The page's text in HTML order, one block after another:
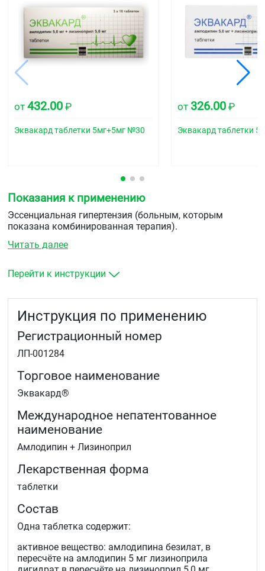
от 432.00 ₽
Эквакард таблетки 5мг+5мг №30
от 326.00 ₽
Эквакард таблетки
Показания к применению
Эссенциальная гипертензия (больным, которым
показана комбинированная терапия).
Читать далее
Перейти к инструкции
Инструкция по применению
Регистрационный номер
ЛП-001284
Торговое наименование
Эквакард®
Международное непатентованное
наименование
Амлодипин + Лизиноприл
Лекарственная форма
таблетки
Состав
Одна таблетка содержит:
активное вещество: амлодипина безилат, в
пересчёте на амлодипин 5 мг лизиноприла